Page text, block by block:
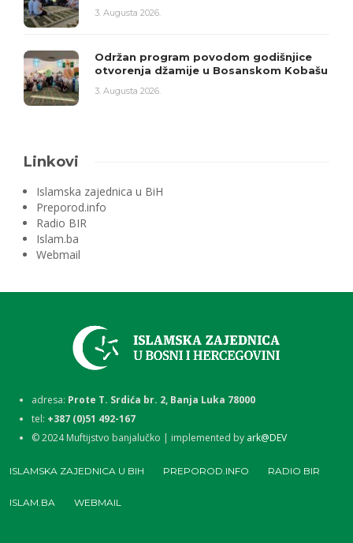
3. Augusta 2026.
Održan program povodom godišnjice
otvorenja džamije u Bosanskom Kobašu
3. Augusta 2026.
Linkovi
Islamska zajednica u BiH
Preporod.info
Radio BIR
Islam.ba
Webmail
adresa: Prote T. Srdića br. 2, Banja Luka 78000
tel: +387 (0)51 492-167
©2024Muftijstvo banjalučko | implemented by ark@DEV
ISLAMSKA ZAJEDNICA U BIH PREPOROD.INFO RADIO BIR
ISLAM.BA WEBMAIL